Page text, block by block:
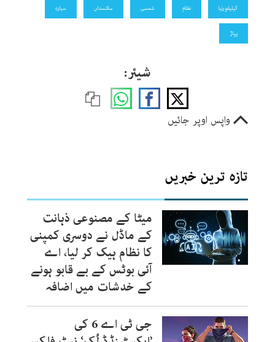
کیلیفورنیا نظام شمسی سائنسداں سیارہ
پہاڑ
شیئر:
واپس اوپر جائیں
تازہ ترین خبریں
میٹا کے مصنوعی ذہانت
کے ماڈل نے دوسری کمپنی
کا نظام ہیک کر لیا، اے
آئی بوٹس کے بے قابو ہونے
کے خدشات میں اضافہ
جی ٹی اے 6 کی